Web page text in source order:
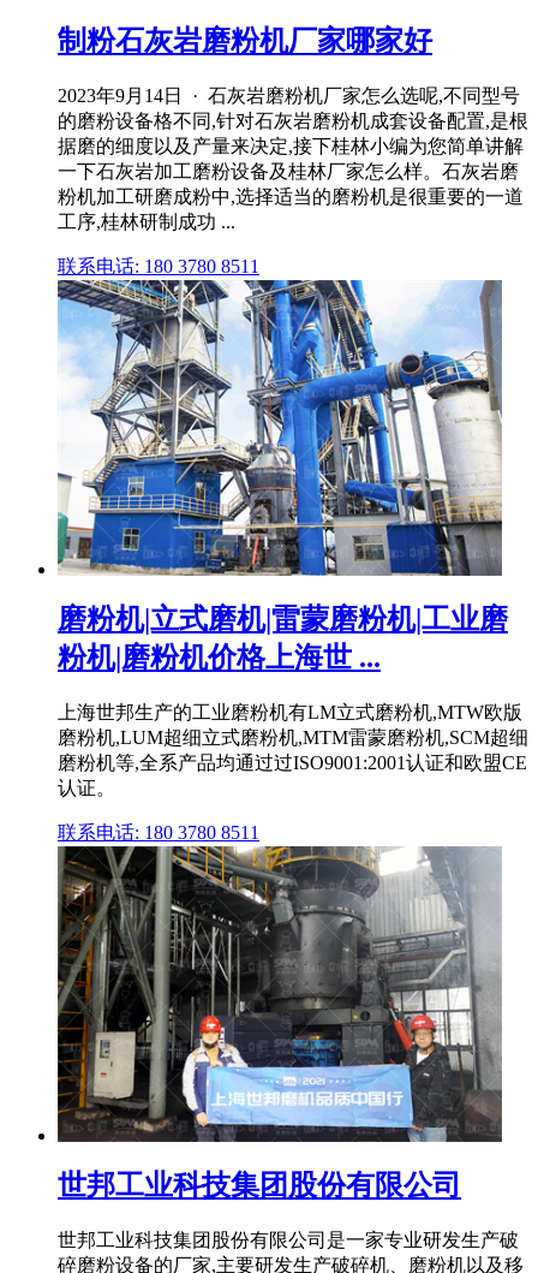
制粉石灰岩磨粉机厂家哪家好
2023年9月14日 · 石灰岩磨粉机厂家怎么选呢,不同型号
的磨粉设备格不同,针对石灰岩磨粉机成套设备配置,是根
据磨的细度以及产量来决定,接下桂林小编为您简单讲解
一下石灰岩加工磨粉设备及桂林厂家怎么样。石灰岩磨
粉机加工研磨成粉中,选择适当的磨粉机是很重要的一道
工序,桂林研制成功 ...
联系电话: 180 3780 8511
磨粉机|立式磨机|雷蒙磨粉机|工业磨
粉机|磨粉机价格上海世 ...
上海世邦生产的工业磨粉机有LM立式磨粉机,MTW欧版
磨粉机,LUM超细立式磨粉机,MTM雷蒙磨粉机,SCM超细
磨粉机等,全系产品均通过过ISO9001:2001认证和欧盟CE
认证。
联系电话: 180 3780 8511
世邦工业科技集团股份有限公司
世邦工业科技集团股份有限公司是一家专业研发生产破
碎磨粉设备的厂家,主要研发生产破碎机、磨粉机以及移